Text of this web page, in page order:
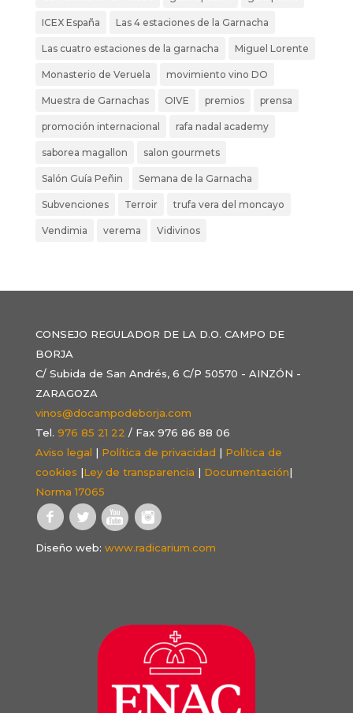
ICEX España Las 4 estaciones de la Garnacha
Las cuatro estaciones de la garnacha Miguel Lorente
Monasterio de Veruela movimiento vino DO
Muestra de Garnachas OIVE premios prensa
promoción internacional rafa nadal academy
saborea magallon salon gourmets
Salón Guía Peñin Semana de la Garnacha
Subvenciones Terroir trufa vera del moncayo
Vendimia verema Vidivinos
CONSEJO REGULADOR DE LA D.O. CAMPO DE
BORJA
C/ Subida de San Andrés, 6 C/P 50570 - AINZÓN -
ZARAGOZA
vinos@docampodeborja.com
Tel. 976 85 21 22 / Fax 976 86 88 06
Aviso legal | Política de privacidad | Política de
cookies |Ley de transparencia | Documentación|
Norma 17065
Diseño web: www.radicarium.com